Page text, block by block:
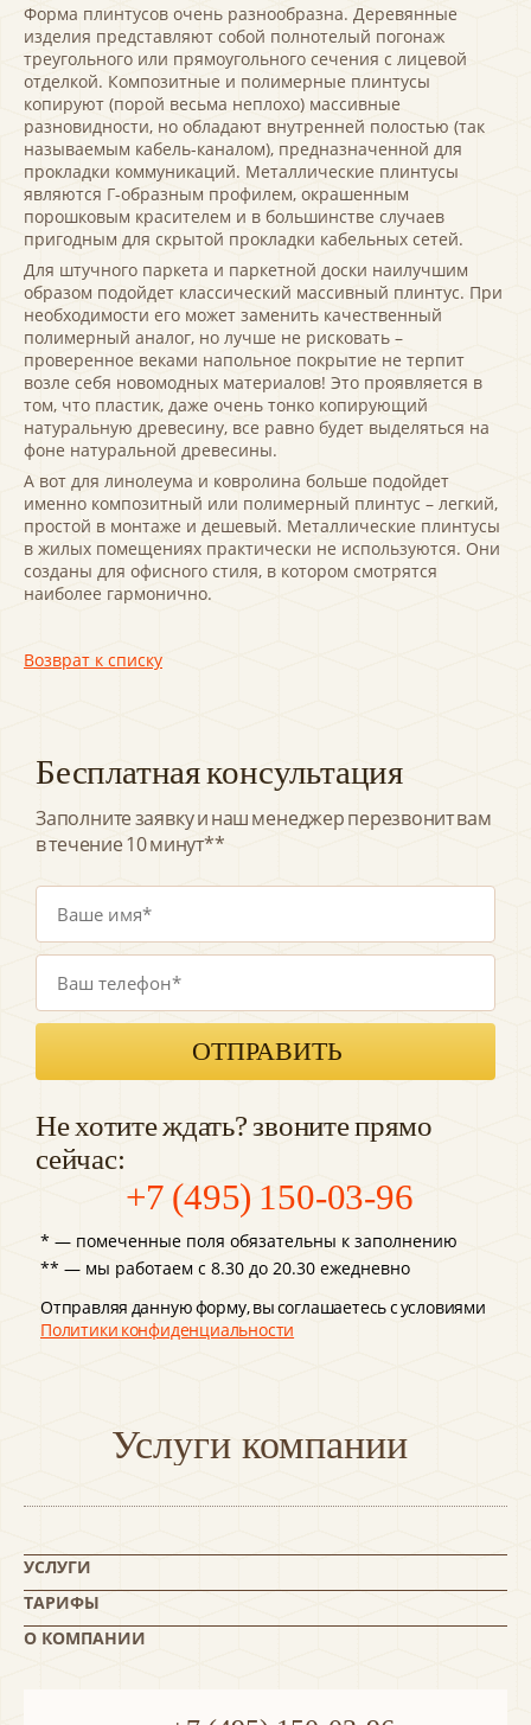
Форма плинтусов очень разнообразна. Деревянные
изделия представляют собой полнотелый погонаж
треугольного или прямоугольного сечения с лицевой
отделкой. Композитные и полимерные плинтусы
копируют (порой весьма неплохо) массивные
разновидности, но обладают внутренней полостью (так
называемым кабель-каналом), предназначенной для
прокладки коммуникаций. Металлические плинтусы
являются Г-образным профилем, окрашенным
порошковым красителем и в большинстве случаев
пригодным для скрытой прокладки кабельных сетей.
Для штучного паркета и паркетной доски наилучшим
образом подойдет классический массивный плинтус. При
необходимости его может заменить качественный
полимерный аналог, но лучше не рисковать –
проверенное веками напольное покрытие не терпит
возле себя новомодных материалов! Это проявляется в
том, что пластик, даже очень тонко копирующий
натуральную древесину, все равно будет выделяться на
фоне натуральной древесины.
А вот для линолеума и ковролина больше подойдет
именно композитный или полимерный плинтус – легкий,
простой в монтаже и дешевый. Металлические плинтусы
в жилых помещениях практически не используются. Они
созданы для офисного стиля, в котором смотрятся
наиболее гармонично.
Возврат к списку
Бесплатная консультация
Заполните заявку и наш менеджер перезвонит вам
в течение 10 минут**
Не хотите ждать? звоните прямо
сейчас:
+7 (495) 150-03-96
* — помеченные поля обязательны к заполнению
** — мы работаем с 8.30 до 20.30 ежедневно
Отправляя данную форму, вы соглашаетесь с условиями
Политики конфиденциальности
Услуги компании
УСЛУГИ
ТАРИФЫ
О КОМПАНИИ